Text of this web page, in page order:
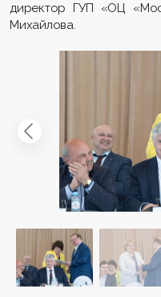
директор ГУП «ОЦ
Михайлова.